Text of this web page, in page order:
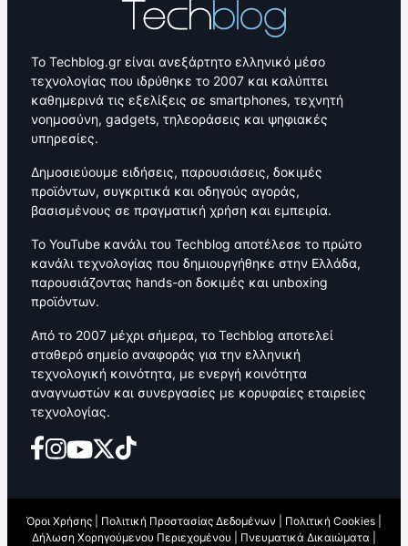
Το Techblog.gr είναι ανεξάρτητο ελληνικό μέσο
τεχνολογίας που ιδρύθηκε το 2007 και καλύπτει
καθημερινά τις εξελίξεις σε smartphones, τεχνητή
νοημοσύνη, gadgets, τηλεοράσεις και ψηφιακές
υπηρεσίες.
Δημοσιεύουμε ειδήσεις, παρουσιάσεις, δοκιμές
προϊόντων, συγκριτικά και οδηγούς αγοράς,
βασισμένους σε πραγματική χρήση και εμπειρία.
Το YouTube κανάλι του Techblog αποτέλεσε το πρώτο
κανάλι τεχνολογίας που δημιουργήθηκε στην Ελλάδα,
παρουσιάζοντας hands-on δοκιμές και unboxing
προϊόντων.
Από το 2007 μέχρι σήμερα, το Techblog αποτελεί
σταθερό σημείο αναφοράς για την ελληνική
τεχνολογική κοινότητα, με ενεργή κοινότητα
αναγνωστών και συνεργασίες με κορυφαίες εταιρείες
τεχνολογίας.
Όροι Χρήσης Πολιτική Προστασίας Δεδομένων Πολιτική Cookies
Δήλωση Χορηγούμενου Περιεχομένου
Πνευματικά Δικαιώματα